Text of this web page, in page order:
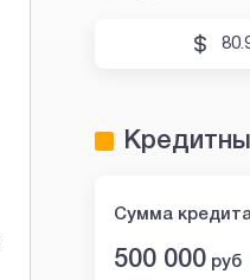
Сумма
500 000 руб